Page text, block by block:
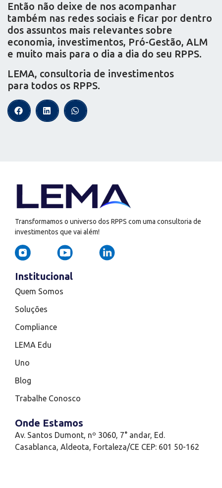
Então não deixe de nos acompanhar
também nas redes sociais e ficar por dentro
dos assuntos mais relevantes sobre
economia, investimentos, Pró-Gestão, ALM
e muito mais para o dia a dia do seu RPPS.
LEMA, consultoria de investimentos
para todos os RPPS.
Transformamos o universo dos RPPS com uma consultoria de
investimentos que vai além!
Institucional
Quem Somos
Soluções
Compliance
LEMA Edu
Uno
Blog
Trabalhe Conosco
Onde Estamos
Av. Santos Dumont, nº 3060, 7° andar, Ed.
Casablanca, Aldeota, Fortaleza/CE CEP: 601 50-162